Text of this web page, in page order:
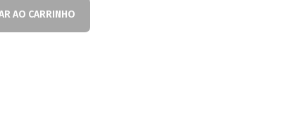
AO CARRINHO